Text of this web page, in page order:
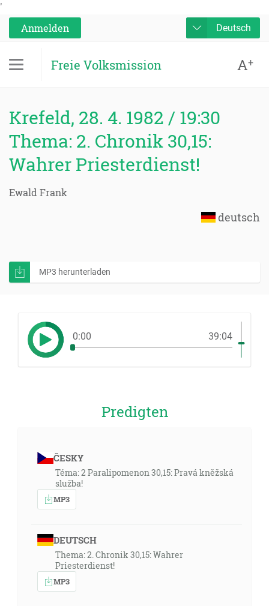
'
Anmelden
Deutsch
Freie Volksmission A+
Krefeld, 28. 4. 1982 / 19:30
Thema: 2. Chronik 30,15:
Wahrer Priesterdienst!
Ewald Frank
deutsch
MP3 herunterladen
0:00 39:04
Predigten
ČESKY
Téma: 2 Paralipomenon 30,15: Pravá kněžská
služba!
MP3
DEUTSCH
Thema: 2. Chronik 30,15: Wahrer
Priesterdienst!
MP3